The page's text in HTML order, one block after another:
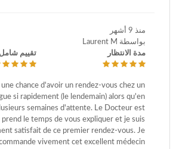
منذ 9 أشهر
بواسطة Laurent M
مدة الانتظار
تقييم شامل
chance d'avoir un rendez-vous chez un
si rapidement (le lendemain) alors qu'en
semaines d'attente. Le Docteur est
prend le temps de vous expliquer et je suis
satisfait de ce premier rendez-vous. Je
vivement cet excellent médecin